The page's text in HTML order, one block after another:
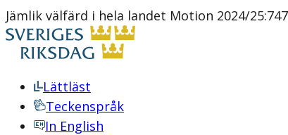
Jämlik välfärd i hela landet Motion 2024/
Lättläst
Teckenspråk
In English